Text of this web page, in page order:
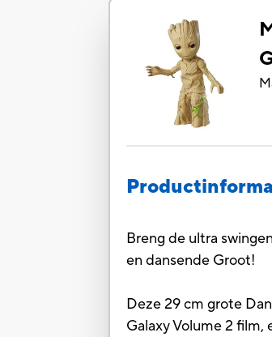
Breng de ultra
en dansende Groot!
Deze 29 cm grote
Galaxy Volume 2